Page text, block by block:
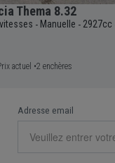
911 GT3 992.2
vitesses -Automatique-
€Prix actuel •24 enchères
Adresse email